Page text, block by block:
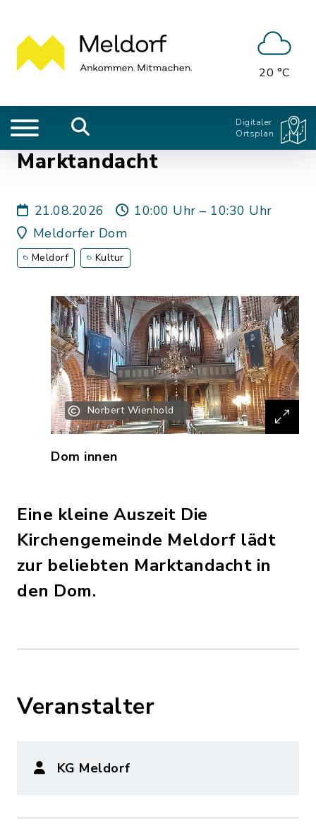
20 °C
Digitaler
Ortsplan
Marktandacht
21.08.2026
10:00 Uhr – 10:30 Uhr
Meldorfer Dom
Meldorf Kultur
Norbert Wienhold
Dom innen
Eine kleine Auszeit Die
Kirchengemeinde Meldorf lädt
zur beliebten Marktandacht in
den Dom.
Veranstalter
KG Meldorf